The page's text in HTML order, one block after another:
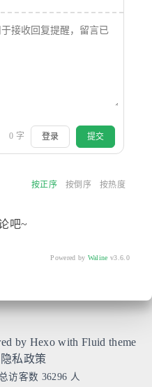
0 字 登录 提交
按正序 按倒序 按热度
吧~
Powered by Waline v3.6.0
by Hexo with Fluid theme
隐私政策
总访客数 36296 人